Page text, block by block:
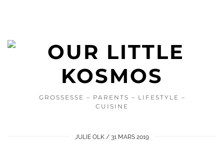
GROSSESSE – PARENTS – LIFESTYLE –
CUISINE
JULIE OLK 31 MARS 2019